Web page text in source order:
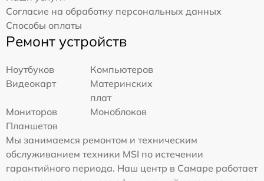
Согласие на обработку персональных данных
Способы оплаты
Ремонт устройств
Ноутбуков
Компьютеров
Видеокарт
Материнских
плат
Мониторов
Моноблоков
Планшетов
Мы занимаемся ремонтом и техническим
обслуживанием техники MSI по истечении
гарантийного периода. Наш центр в Самаре работает